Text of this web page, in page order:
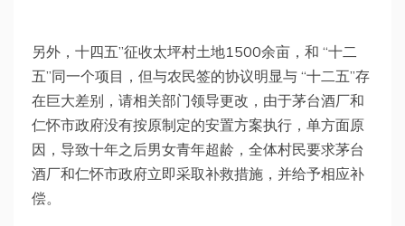
另外，十四五”征收太坪村土地1500余亩，和 “十二
五”同一个项目，但与农民签的协议明显与 “十二五”存
在巨大差别，请相关部门领导更改，由于茅台酒厂和
仁怀市政府没有按原制定的安置方案执行，单方面原
因，导致十年之后男女青年超龄，全体村民要求茅台
酒厂和仁怀市政府立即采取补救措施，并给予相应补
偿。